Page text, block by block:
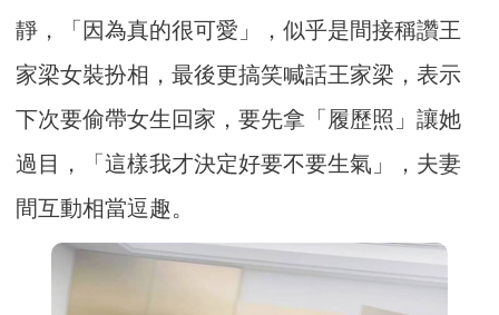
靜，「因為真的很可愛」，似乎是間接稱讚王
家梁女裝扮相，最後更搞笑喊話王家梁，表示
下次要偷帶女生回家，要先拿「履歷照」讓她
過目，「這樣我才決定好要不要生氣」，夫妻
間互動相當逗趣。